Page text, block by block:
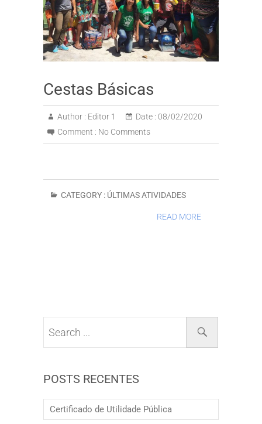
Cestas Básicas
Author : Editor 1 Date : 08/02/2020
Comment : No Comments
CATEGORY : ÚLTIMAS ATIVIDADES
READ MORE
POSTS RECENTES
Certificado de Utilidade Pública